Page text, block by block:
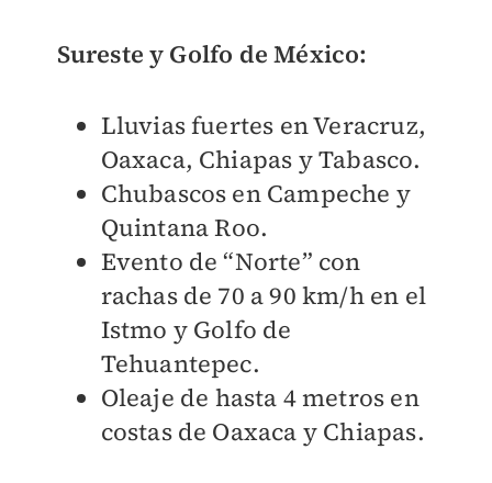
Sureste y Golfo de México:
Lluvias fuertes en Veracruz,
Oaxaca, Chiapas y Tabasco.
Chubascos en Campeche y
Quintana Roo.
Evento de “Norte” con
rachas de 70 a 90 km/h en el
Istmo y Golfo de
Tehuantepec.
Oleaje de hasta 4 metros en
costas de Oaxaca y Chiapas.